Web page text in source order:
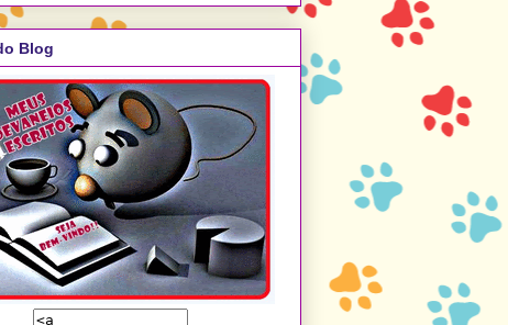
Blog